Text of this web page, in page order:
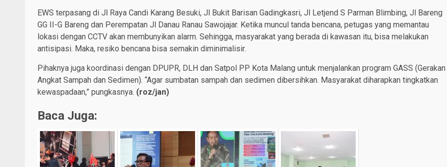
EWS terpasang di Jl Raya Candi Karang Besuki, Jl Bukit Barisan Gadingkasri, Jl Letjend S Parman Blimbing, Jl Bareng
GG II-G Bareng dan Perempatan Jl Danau Ranau Sawojajar. Ketika muncul tanda bencana, petugas yang memantau
lokasi dengan CCTV akan membunyikan alarm. Sehingga, masyarakat yang berada di kawasan itu, bisa melakukan
antisipasi. Maka, resiko bencana bisa semakin diminimalisir.
Pihaknya juga koordinasi dengan DPUPR, DLH dan Satpol PP Kota Malang untuk menjalankan program GASS (Gerakan
Angkat Sampah dan Sedimen). “Agar sumbatan sampah dan sedimen dibersihkan. Masyarakat diharapkan tingkatkan
kewaspadaan,” pungkasnya. (roz/jan)
Baca Juga: